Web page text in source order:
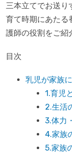
三本立てでお送り
育て時期にあたる
護師の役割をご紹
目次
乳児が家族
1.育児
2.生活
3.体力
4.家族
5.家族